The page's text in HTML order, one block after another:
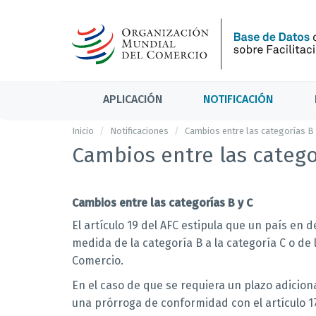
APLICACIÓN NOTIFICACIÓN
Inicio Notificaciones Cambios entre las categorías B
Cambios entre las
Cambios entre las categorías B y C
El artículo 19 del AFC estipula que un país
medida de la categoría B a la categoría C o
Comercio.
En el caso de que se requiera un plazo
una prórroga de conformidad con el artículo